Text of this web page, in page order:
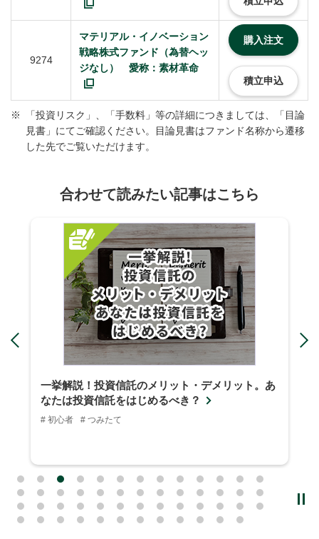
9274
マテリアル・イノベーション
戦略株式ファンド（為替ヘッ
ジなし） 愛称：素材革命
購入注文
積立申込
※
「投資リスク」、「手数料」等の詳細につきましては、「目論
見書」にてご確認ください。目論見書はファンド名称から遷移
した先でご覧いただけます。
合わせて読みたい記事はこちら
Previous
一挙解説！投資信託のメリット・デメリット。あ
なたは投資信託をはじめるべき？
# 初心者 # つみたて